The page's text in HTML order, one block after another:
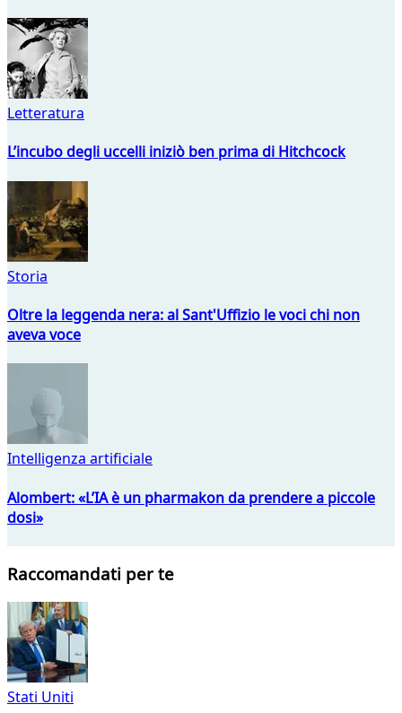
Letteratura
L’incubo degli uccelli iniziò ben prima di Hitchcock
Storia
Oltre la leggenda nera: al Sant'Uffizio le voci chi non
aveva voce
Intelligenza artificiale
Alombert: «L’IA è un pharmakon da prendere a piccole
dosi»
Raccomandati per te
Stati Uniti